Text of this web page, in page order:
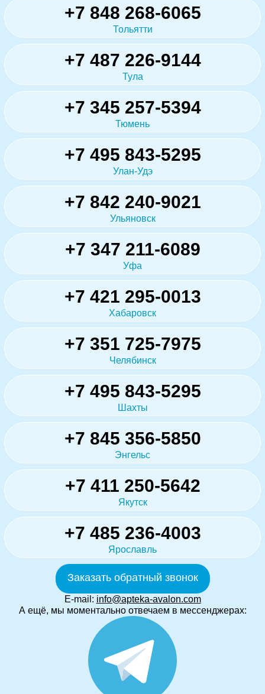
+7 848 268-6065
Тольятти
+7 487 226-9144
Тула
+7 345 257-5394
Тюмень
+7 495 843-5295
Улан-Удэ
+7 842 240-9021
Ульяновск
+7 347 211-6089
Уфа
+7 421 295-0013
Хабаровск
+7 351 725-7975
Челябинск
+7 495 843-5295
Шахты
+7 845 356-5850
Энгельс
+7 411 250-5642
Якутск
+7 485 236-4003
Ярославль
Заказать обратный звонок
E-mail: info@apteka-avalon.com
А ещё, мы моментально отвечаем в мессенджерах: